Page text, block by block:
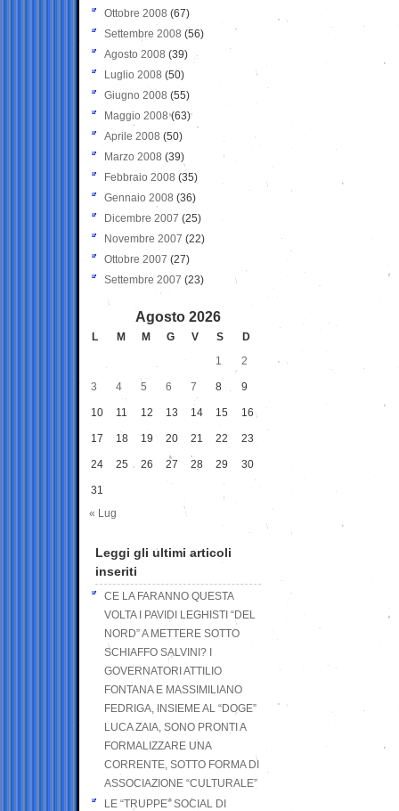
Ottobre 2008 (67)
Settembre 2008 (56)
Agosto 2008 (39)
Luglio 2008 (50)
Giugno 2008 (55)
Maggio 2008(63)
Aprile 2008 (50)
Marzo 2008 (39)
Febbraio 2008 (35)
Gennaio 2008 (36)
Dicembre 2007 (25)
Novembre 2007 (22)
Ottobre 2007 (27)
Settembre 2007 (23)
Agosto 2026
L M M G V S
D
1
2
3 4 5 6 7 8 9
10 11 12 13 14 15 16
17 18 19 20 21 22 23
24 25 26 27 28 29 30
31
« Lug
Leggi gli ultimi articoli
inseriti
CE LA FARANNO QUESTA
VOLTA I PAVIDI LEGHISTI “DEL
NORD” A METTERE SOTTO
SCHIAFFO SALVINI? I
GOVERNATORI ATTILIO
FONTANA E MASSIMILIANO
FEDRIGA, INSIEME AL “DOGE”
LUCA ZAIA, SONO PRONTI A
FORMALIZZARE UNA
CORRENTE, SOTTO FORMA DI
ASSOCIAZIONE “CULTURALE”
LE “TRUPPE” SOCIAL DI